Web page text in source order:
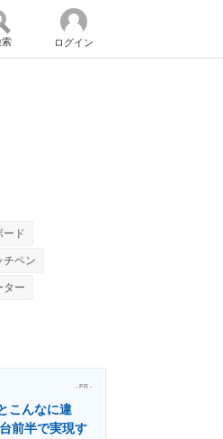
索 ログイン
ード
チペン
ター
- PR -
こんなに違
前半で実現す